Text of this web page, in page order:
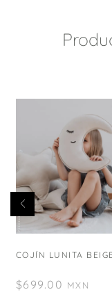
COJÍN LUNITA BEIGE
$699.00 MXN